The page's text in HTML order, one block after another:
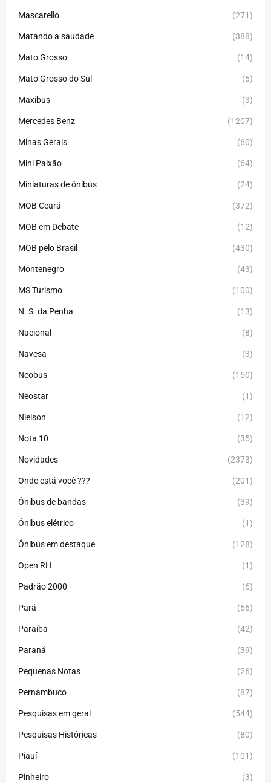
Mascarello (271)
Matando a saudade (388)
Mato Grosso (14)
Mato Grosso do Sul (5)
Maxibus (3)
Mercedes Benz (1207)
Minas Gerais (60)
Mini Paixão (64)
Miniaturas de ônibus (24)
MOB Ceará (372)
MOB em Debate (12)
MOB pelo Brasil (430)
Montenegro (43)
MS Turismo (100)
N. S. da Penha (13)
Nacional (8)
Navesa (3)
Neobus (150)
Neostar (1)
Nielson (12)
Nota 10 (35)
Novidades (2373)
Onde está você ??? (201)
Ônibus de bandas (39)
Ônibus elétrico (1)
Ônibus em destaque (128)
Open RH (1)
Padrão 2000 (6)
Pará (56)
Paraíba (42)
Paraná (39)
Pequenas Notas (26)
Pernambuco (87)
Pesquisas em geral (544)
Pesquisas Históricas (80)
Piauí (101)
Pinheiro (3)